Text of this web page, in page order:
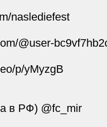
naslediefest
@user-
p/yMyzgB
в РФ) @fc_mir